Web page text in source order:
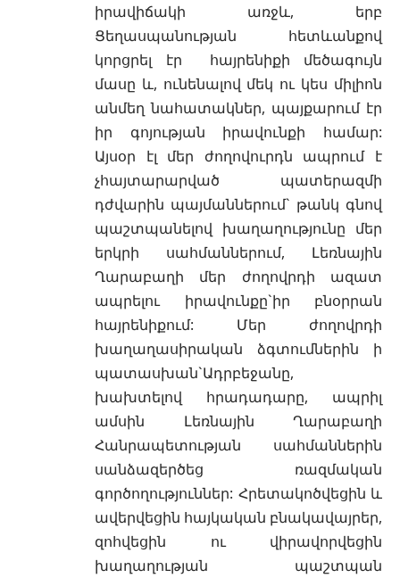
իրավիճակի առջև, երբ
Ցեղասպանության հետևանքով
կորցրել էր հայրենիքի մեծագույն
մասը և, ունենալով մեկ ու կես միլիոն
անմեղ նահատակներ, պայքարում էր
իր գոյության իրավունքի համար:
Այսօր էլ մեր ժողովուրդն ապրում է
չհայտարարված պատերազմի
դժվարին պայմաններում` թանկ գնով
պաշտպանելով խաղաղությունը մեր
երկրի սահմաններում, Լեռնային
Ղարաբաղի մեր ժողովրդի ազատ
ապրելու իրավունքը`իր բնօրրան
հայրենիքում: Մեր ժողովրդի
խաղաղասիրական ձգտումներին ի
պատասխան`Ադրբեջանը,
խախտելով հրադադարը, ապրիլ
ամսին Լեռնային Ղարաբաղի
Հանրապետության սահմաններին
սանձազերծեց ռազմական
գործողություններ: Հրետակոծվեցին և
ավերվեցին հայկական բնակավայրեր,
զոհվեցին ու վիրավորվեցին
խաղաղության պաշտպան